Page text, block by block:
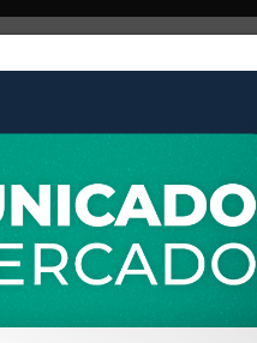
- (AL-403) -
0 comentários
sob
Em estoque